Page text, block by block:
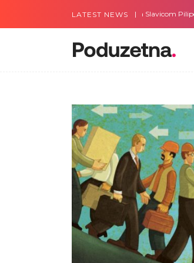
LATEST NEWS
Gdje god da smo sa Slavicom Pilipović